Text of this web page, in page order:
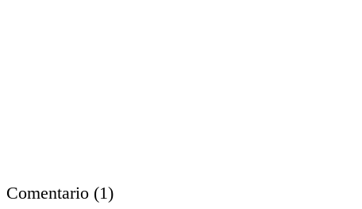
Comentario (1)